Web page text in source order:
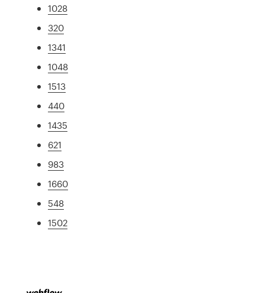
1028
320
1341
1048
1513
440
1435
621
983
1660
548
1502